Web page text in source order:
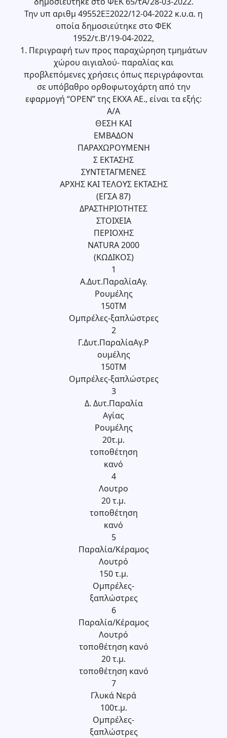
Την υπ αριθμ 49552ΕΞ2022/12-04-2022 κ.υ.α. η
οποία δημοσιεύτηκε στο ΦΕΚ
1952/τ.Β'/19-04-2022,
1. Περιγραφή των προς παραχώρηση τμημάτων
χώρου αιγιαλού- παραλίας και
προβλεπόμενες χρήσεις όπως περιγράφονται
σε υπόβαθρο ορθοφωτοχάρτη από την
εφαρμογή “OPEN” της ΕΚΧΑ ΑΕ., είναι τα εξής:
A/A
ΘΕΣΗ ΚΑΙ
ΕΜΒΑΔΟΝ
ΠΑΡΑΧΩΡΟΥΜΕΝΗ
Σ ΕΚΤΑΣΗΣ
ΣΥΝΤΕΤΑΓΜΕΝΕΣ
ΑΡΧΗΣ ΚΑΙ ΤΕΛΟΥΣ ΕΚΤΑΣΗΣ
(ΕΓΣΑ 87)
ΔΡΑΣΤΗΡΙΟΤΗΤΕΣ
ΣΤΟΙΧΕΙΑ
ΠΕΡΙΟΧΗΣ
NATURA 2000
(ΚΩΔΙΚΟΣ)
1
Α.Δυτ.ΠαραλίαΑγ.
Ρουμέλης
150ΤΜ
Ομπρέλες-ξαπλώστρες
2
Γ.Δυτ.ΠαραλίαΑγ.Ρ
ουμέλης
150ΤΜ
Ομπρέλες-ξαπλώστρες
3
Δ. Δυτ.Παραλία
Αγίας
Ρουμέλης
20τ.μ.
τοποθέτηση
κανό
4
Λουτρο
20 τ.μ.
τοποθέτηση
κανό
5
Παραλία/Κέραμος
Λουτρό
150 τ.μ.
Ομπρέλες-
ξαπλώστρες
6
Παραλία/Κέραμος
Λουτρό
τοποθέτηση κανό
20 τ.μ.
τοποθέτηση κανό
7
Γλυκά Νερά
100τ.μ.
Ομπρέλες-
ξαπλώστρες